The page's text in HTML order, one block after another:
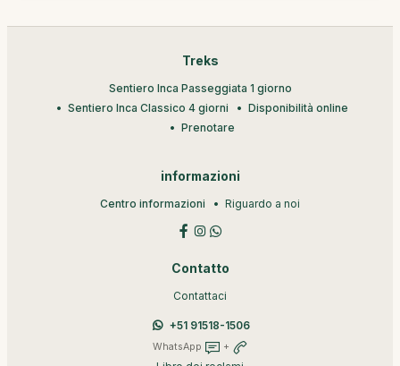
Treks
Sentiero Inca Passeggiata 1 giorno
Sentiero Inca Classico 4 giorni
Disponibilità online
Prenotare
informazioni
Centro informazioni Riguardo a noi
Contatto
Contattaci
+51 91518-1506
WhatsApp +